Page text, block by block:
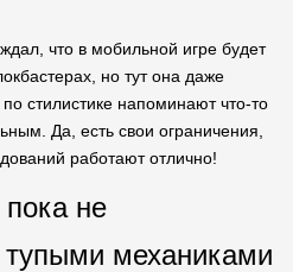
что в мобильной игре будет
но тут она даже
стилистике напоминают что-то
Да, есть свои ограничения,
работают отлично!
не
тупыми механиками